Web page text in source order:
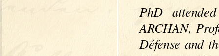
PhD
ARCHAN,
Défense and